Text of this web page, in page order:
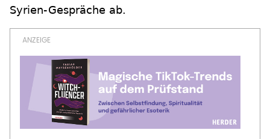
Syrien-Gespräche ab.